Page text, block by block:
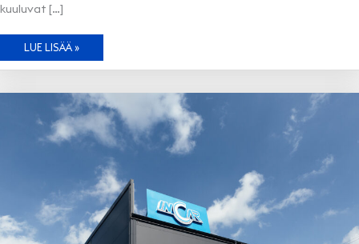
kuuluvat […]
KORJAAMOJEN
LUE LISÄÄ »